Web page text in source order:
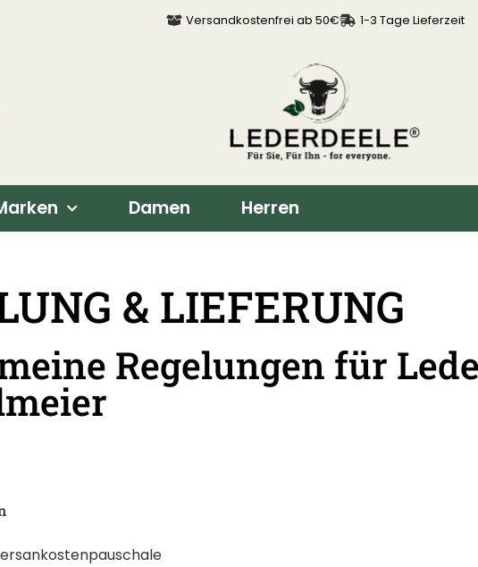
Versandkostenfrei ab 50€ 1-3 Tage Lieferzeit
Damen Herren
& LIEFERUNG
Regelungen für